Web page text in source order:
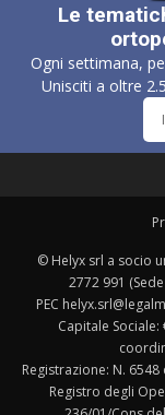
Le
Ogni settimana,
Unisciti a oltre
© Helyx srl a socio
2772 991
PEC
Capitale
Registrazione: N.
Registro degli